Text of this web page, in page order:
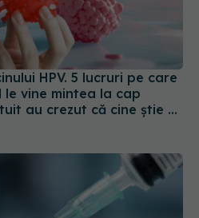
le vine mintea la cap
au crezut că cine știe ce